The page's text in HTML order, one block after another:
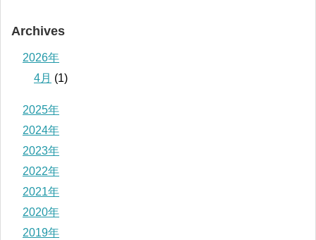
Archives
2026年
4月 (1)
2025年
2024年
2023年
2022年
2021年
2020年
2019年